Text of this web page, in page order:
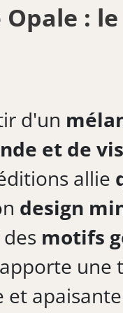
:
d'un
et de
allie
design
motifs
une